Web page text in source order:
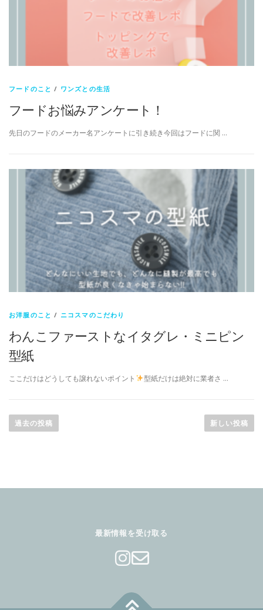
フードのこと / ワンズとの生活
フードお悩みアンケート！
先日のフードのメーカー名アンケートに引き続き今回はフードに関 …
お洋服のこと / ニコスマのこだわり
わんこファーストなイタグレ・ミニピン
型紙
ここだけはどうしても譲れないポイント 型紙だけは絶対に業者さ …
稿
過去の投稿 新しい投稿
最新情報を受け取る